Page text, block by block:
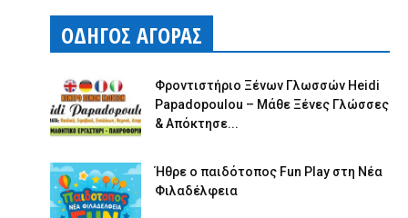
ΟΔΗΓΟΣ ΑΓΟΡΑΣ
Φροντιστήριο Ξένων Γλωσσών Heidi
Papadopoulou – Μάθε Ξένες Γλώσσες
& Απόκτησε...
Ήθρε ο παιδότοπος Fun Play στη Νέα
Φιλαδέλφεια